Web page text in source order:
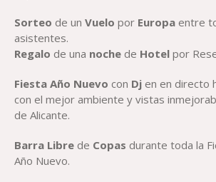
Sorteo de un Vuelo por Europa entre
asistentes.
Regalo de una noche de Hotel por
Fiesta Año Nuevo con Dj en en directo
con el mejor ambiente y vistas
de Alicante.
Barra Libre de Copas durante toda la
Año Nuevo.